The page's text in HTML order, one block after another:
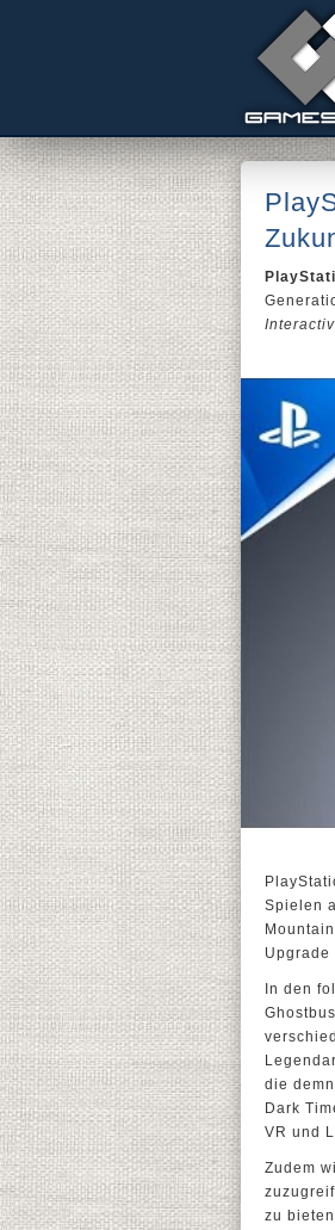
Spielen
In den
die
Dark
VR und
Zudem
zu